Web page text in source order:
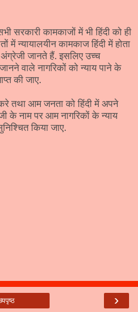
सरकारी कामकाजों में भी हिंदी को ही
में न्यायालयीन कामकाज हिंदी में होता
जानते हैं. इसलिए उच्च
वाले नागरिकों को न्याय पाने के
की जाए.
करे तथा आम जनता को हिंदी में अपने
के नाम पर आम नागरिकों के न्याय
किया जाए.
›